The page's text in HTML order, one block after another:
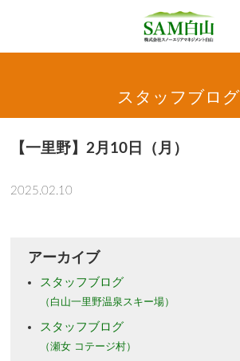
スタッフブログ
【一里野】2月10日（月）
2025.02.10
アーカイブ
スタッフブログ
（白山一里野温泉スキー場）
スタッフブログ
（瀬女 コテージ村）